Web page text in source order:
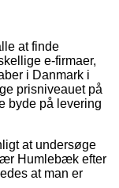
at finde
e-firmaer,
i Danmark i
prisniveauet på
byde på levering
at undersøge
Humlebæk efter
at man er